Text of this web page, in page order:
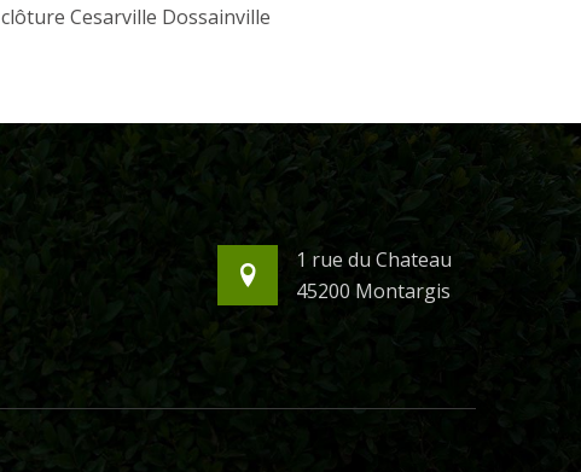
clôture Cesarville Dossainville
1 rue du Chateau
45200 Montargis